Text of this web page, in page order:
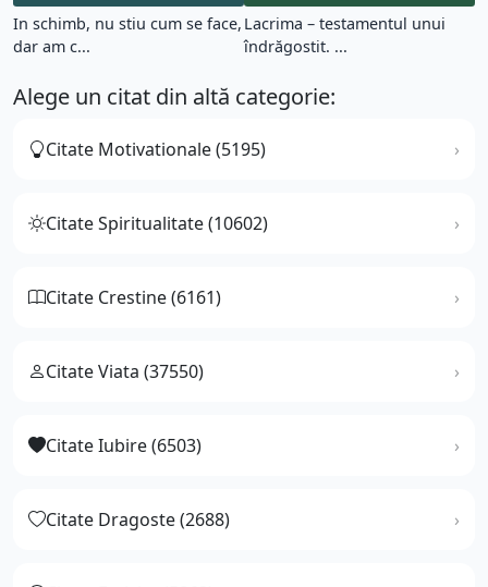
In schimb, nu stiu cum se face,
dar am c...
Lacrima – testamentul unui
îndrăgostit. ...
Alege un citat din altă categorie:
Citate Motivationale (5195)
Citate Spiritualitate (10602)
Citate Crestine (6161)
Citate Viata (37550)
Citate Iubire (6503)
Citate Dragoste (2688)